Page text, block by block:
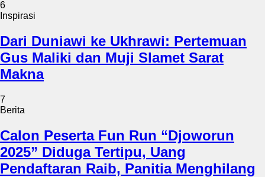
6
Inspirasi
Dari Duniawi ke Ukhrawi: Pertemuan
Gus Maliki dan Muji Slamet Sarat
Makna
7
Berita
Calon Peserta Fun Run “Djoworun
2025” Diduga Tertipu, Uang
Pendaftaran Raib, Panitia Menghilang